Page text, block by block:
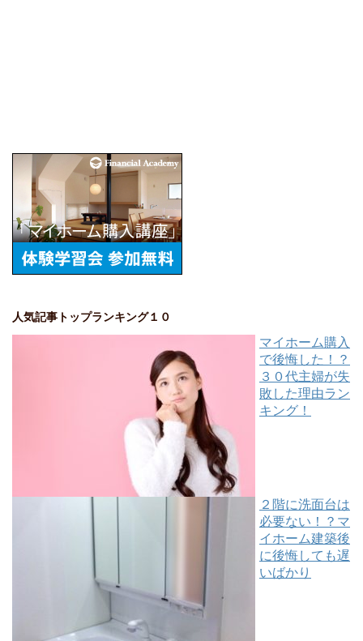
人気記事トップランキング１０
マイホーム購入
で後悔した！？
３０代主婦が失
敗した理由ラン
キング！
２階に洗面台は
必要ない！？マ
イホーム建築後
に後悔しても遅
いばかり